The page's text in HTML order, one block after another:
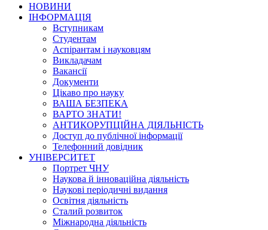
НОВИНИ
ІНФОРМАЦІЯ
Вступникам
Студентам
Аспірантам і науковцям
Викладачам
Вакансії
Документи
Цікаво про науку
ВАША БЕЗПЕКА
ВАРТО ЗНАТИ!
АНТИКОРУПЦІЙНА ДІЯЛЬНІСТЬ
Доступ до публічної інформації
Телефонний довідник
УНІВЕРСИТЕТ
Портрет ЧНУ
Наукова й інноваційна діяльність
Наукові періодичні видання
Освітня діяльність
Сталий розвиток
Міжнародна діяльність